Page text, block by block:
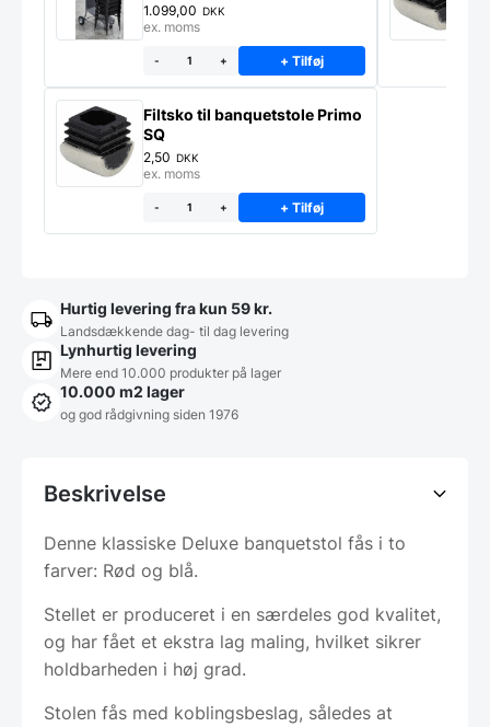
1.099,00 DKK
ex. moms
- + + Tilføj
Filtsko til banquetstole Primo
SQ
2,50 DKK
ex. moms
- + + Tilføj
Hurtig levering fra kun 59 kr.
Landsdækkende dag- til dag levering
Lynhurtig levering
Mere end 10.000 produkter på lager
10.000 m2 lager
og god rådgivning siden 1976
Beskrivelse
Denne klassiske Deluxe banquetstol fås i to
farver: Rød og blå.
Stellet er produceret i en særdeles god kvalitet,
og har fået et ekstra lag maling, hvilket sikrer
holdbarheden i høj grad.
Stolen fås med koblingsbeslag, således at